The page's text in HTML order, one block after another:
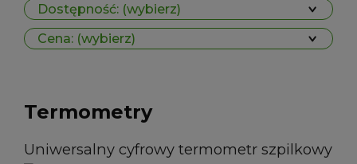
Dostępność: (wybierz)
Cena: (wybierz)
Termometry
Uniwersalny cyfrowy termometr szpilkowy